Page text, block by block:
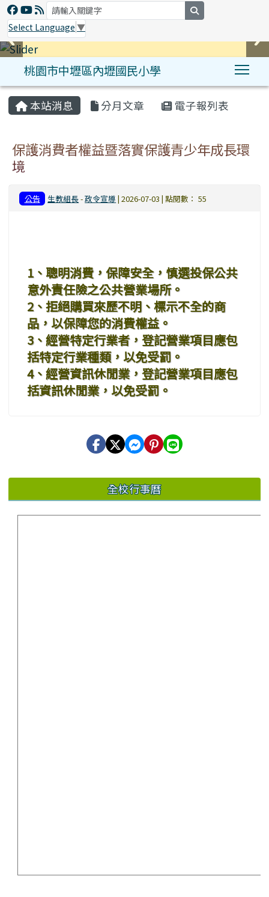
Select Language ▼
桃園市中壢區內壢國民小學
:::
本站消息 分月文章 電子報列表
保護消費者權益暨落實保護青少年成長環
境
公告 生教組長-政令宣導 | 2026-07-03 | 點閱數： 55
1、聰明消費，保障安全，慎選投保公共
意外責任險之公共營業場所。
2、拒絕購買來歷不明、標示不全的商
品，以保障您的消費權益。
3、經營特定行業者，登記營業項目應包
括特定行業種類，以免受罰。
4、經營資訊休閒業，登記營業項目應包
括資訊休閒業，以免受罰。
全校行事曆